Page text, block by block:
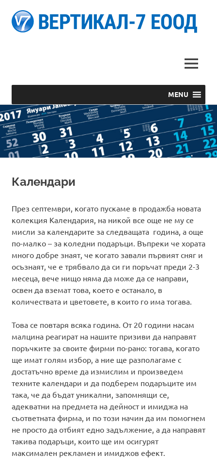
Skip
to
content
MENU
MENU
Календари
През септември, когато пускаме в продажба новата
колекция Календария, на никой все още не му се
мисли за календарите за следващата година, а още
по-малко – за коледни подаръци. Въпреки че хората
много добре знаят, че когато завали първият сняг и
осъзнаят, че е трябвало да си ги поръчат преди 2-3
месеца, вече нищо няма да може да се направи,
освен да вземат това, което е останало, в
количествата и цветовете, в които го има тогава.
Това се повтаря всяка година. От 20 години насам
малцина реагират на нашите призиви да направят
поръчките за своите фирми по-рано: тогава, когато
ще имат голям избор, а ние ще разполагаме с
достатъчно време да измислим и произведем
техните календари и да подберем подаръците им
така, че да бъдат уникални, запомнящи се,
адекватни на предмета на дейност и имиджа на
съответната фирма, и по този начин да им помогнем
не просто да отбият едно задължение, а да направят
такива подаръци, които ще им осигурят
максимален рекламен и имиджов ефект.